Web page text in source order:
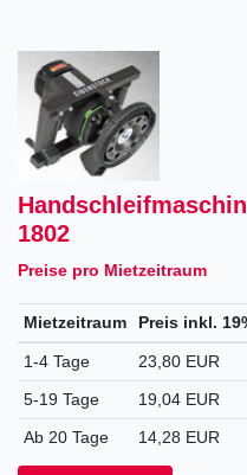
1802
Preise pro Mietzeitraum
Mietzeitraum Preis inkl.
1-4 Tage 23,80 EUR
5-19 Tage
19,04 EUR
Ab 20 Tage
14,28 EUR